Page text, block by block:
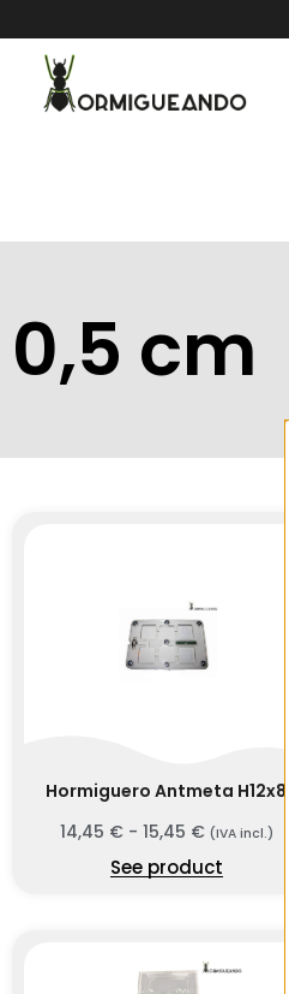
0,5 cm
Hormiguero Antmeta H12x8
14,45 € - 15,45 € (IVA incl.)
See product